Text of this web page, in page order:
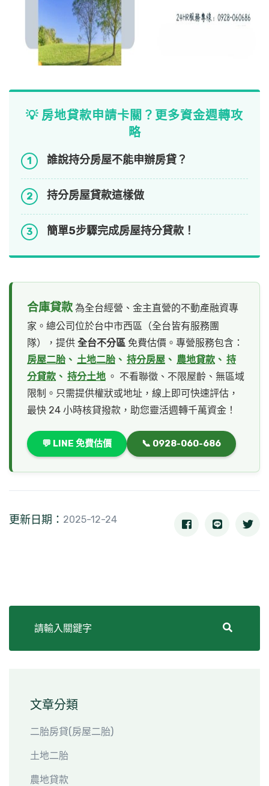
💡 房地貸款申請卡關？更多資金週轉攻
略
1 誰說持分房屋不能申辦房貸？
2 持分房屋貸款這樣做
3 簡單5步驟完成房屋持分貸款！
合庫貸款 為全台經營、金主直營的不動產融資專
家。總公司位於台中市西區（全台皆有服務團
隊），提供 全台不分區 免費估價。專營服務包含：
房屋二胎 、 土地二胎 、 持分房屋 、 農地貸款 、 持
分貸款 、 持分土地 。 不看聯徵、不限屋齡、無區域
限制。只需提供權狀或地址，線上即可快速評估，
最快 24 小時核貸撥款，助您靈活週轉千萬資金！
💬 LINE 免費估價 📞 0928-060-686
更新日期： 2025-12-24
文章分類
二胎房貸(房屋二胎)
土地二胎
農地貸款